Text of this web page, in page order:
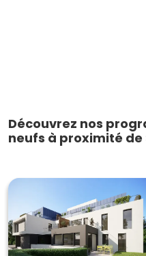
Découvrez nos
neufs à proximité